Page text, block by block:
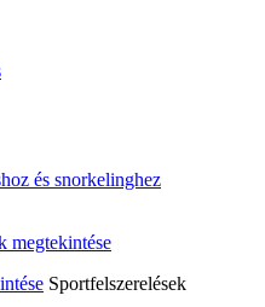
és snorkelinghez
Sportfelszerelések